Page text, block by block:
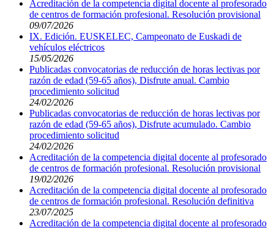
Acreditación de la competencia digital docente al profesorado
de centros de formación profesional. Resolución provisional
09/07/2026
IX. Edición. EUSKELEC, Campeonato de Euskadi de
vehículos eléctricos
15/05/2026
Publicadas convocatorias de reducción de horas lectivas por
razón de edad (59-65 años), Disfrute anual. Cambio
procedimiento solicitud
24/02/2026
Publicadas convocatorias de reducción de horas lectivas por
razón de edad (59-65 años), Disfrute acumulado. Cambio
procedimiento solicitud
24/02/2026
Acreditación de la competencia digital docente al profesorado
de centros de formación profesional. Resolución provisional
19/02/2026
Acreditación de la competencia digital docente al profesorado
de centros de formación profesional. Resolución definitiva
23/07/2025
Acreditación de la competencia digital docente al profesorado